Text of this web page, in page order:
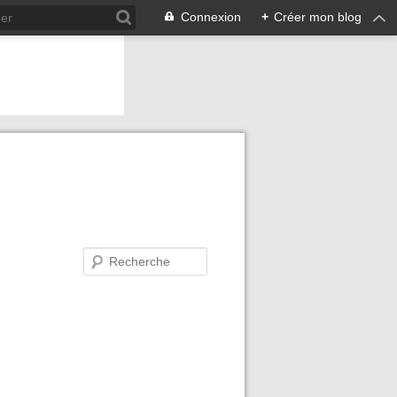
Connexion + Créer mon blog